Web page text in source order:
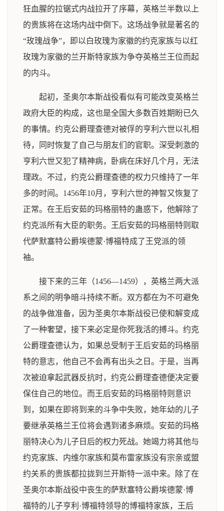
狂血腥的拉锯式内战拉开了序幕，英格兰半数以上
的贵族将在这场内战中倒下。这场战争就是著名的
“玫瑰战争”，即以白玫瑰为家徽的约克家族与以红
玫瑰为家徽的兰开斯特家族为争夺英格兰王位而起
的内斗。
起初，圣奥尔本斯战役看似有可能改变英格兰
政府大臣的构成，这也是全国大多数百姓期盼已久
的事情。约克公爵理查德对被俘的亨利六世以礼相
待，同时恢复了自己与朋友们的官职。深受刺激的
亨利六世又犯了精神病，卧病在床好几个月，无法
理政。不过，约克公爵理查德的权力只维持了一年
多的时间。1456年10月，亨利六世的神智又恢复了
正常。在王后安茹的玛格丽特的蛊惑下，他解除了
约克派所有大臣的职务。王后安茹的玛格丽特则取
代萨默塞特公爵埃德蒙·博福特成了王党派的领
袖。
接下来的三年（1456—1459），英格兰两大派
系之间的明争暗斗持续不断。双方都在为不可避免
的战争做准备，因为圣奥尔本斯战役已使和解变成
了一种奢望，接下来必定是你死我活的搏斗。约克
公爵理查德认为，如果总受制于王后安茹的玛格丽
特的意志，他自己不会再有出头之日。于是，当再
次被迫拿起武器反抗时，约克公爵理查德便决定要
保住自己的地位。而王后安茹的玛格丽特则意识
到，如果在即将到来的斗争中失败，她年幼的儿子
要继承英格兰王位将会遇到诸多麻烦。安茹的玛格
丽特决心为儿子日后的权力死战。她竭力将其他与
约克家族、内维尔家族和莫布雷家族没有宗亲或盟
约关系的贵族都拉拢到兰开斯特一派中来。除了在
圣奥尔本斯战役中丧生的萨默塞特公爵埃德蒙·博
福特的儿子亨利·博福特领导的博福特家族，王后